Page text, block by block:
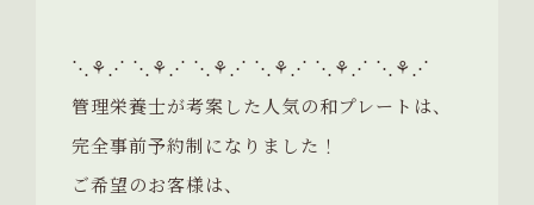
⋱⚘⋰ ⋱⚘⋰ ⋱⚘⋰ ⋱⚘⋰ ⋱⚘⋰ ⋱⚘⋰
管理栄養士が考案した人気の和プレートは、
完全事前予約制になりました！
ご希望のお客様は、